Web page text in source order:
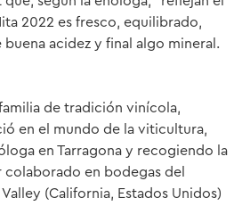
2022 es fresco, equilibrado,
acidez y final algo mineral.
de tradición vinícola,
en el mundo de la viticultura,
en Tarragona y recogiendo la
colaborado en bodegas del
(California, Estados Unidos)